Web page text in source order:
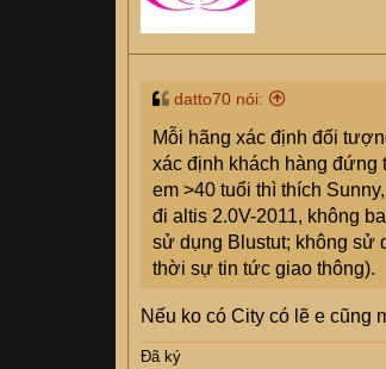
datto70 nói:
Mỗi hãng xác định đối
xác định khách hàng đứng
em >40 tuổi thì thích
đi altis 2.0V-2011, không
sử dụng Blustut; không sử
thời sự tin tức giao thông).
Nếu ko có City có lẽ e cũng
Đã ký